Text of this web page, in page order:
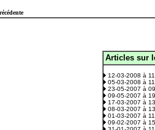
Articles sur
12-03-2008 à
05-03-2008 à
23-05-2007 à
09-05-2007 à
17-03-2007 à
08-03-2007 à
01-03-2007 à
09-02-2007 à